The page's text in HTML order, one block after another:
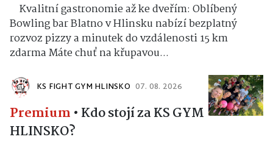
Kvalitní gastronomie až ke dveřím: Oblíbený
Bowling bar Blatno v Hlinsku nabízí bezplatný
rozvoz pizzy a minutek do vzdálenosti 15 km
zdarma Máte chuť na křupavou...
KS FIGHT GYM HLINSKO 07. 08. 2026
Premium • Kdo stojí za KS GYM
HLINSKO?